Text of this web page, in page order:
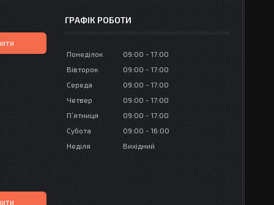
ГРАФІК РОБОТИ
Понеділок 09:00
17:00
Вівторок
09:00
17:00
Середа
09:00
17:00
Четвер
09:00
17:00
Пʼятниця
09:00
17:00
Субота
09:00
16:00
Неділя
Вихідний